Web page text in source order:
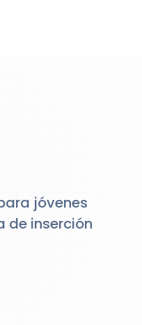
jóvenes
inserción